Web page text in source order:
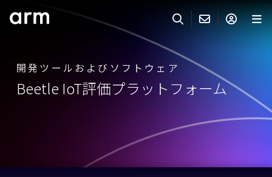
Skip to Footer
サーチ
ARMのお問い合わせ
サポート
企業様向けFlexible Access
ARMアカウント
Armアカウント
製品
開発ツールおよびソフトウェア
Beetle IoT評価プラットフォーム